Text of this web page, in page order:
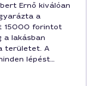
Ernő kiválóan
a
15000 forintot
a lakásban
területet. A
lépést